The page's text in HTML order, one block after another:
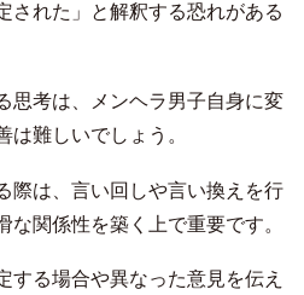
された」と解釈する恐れがある
思考は、メンヘラ男子自身に変
は難しいでしょう。
際は、言い回しや言い換えを行
な関係性を築く上で重要です。
する場合や異なった意見を伝え